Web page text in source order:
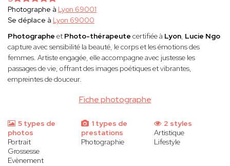
Fiche photographe
Photographe à Lyon 69001
Se déplace à Lyon 69000
Photographe et Photo-thérapeute certifiée à Lyon, Lucie Ngo
capture avec sensibilité la beauté, le corps et les émotions des
femmes. Artiste engagée, elle accompagne avec justesse les
passages de vie, offrant des images poétiques et vibrantes,
empreintes de douceur.
5 types de
photos
Portrait
Grossesse
Evènement
1 types de
prestations
Photographie
2 styles
Artistique
Lifestyle